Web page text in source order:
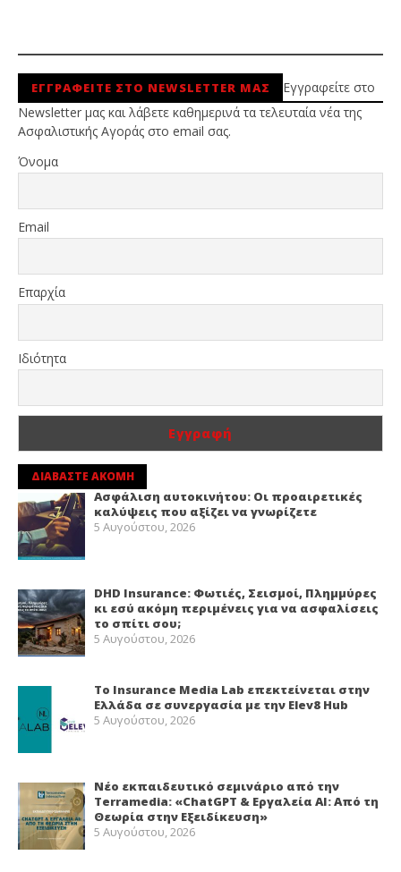
ΕΓΓΡΑΦΕΙΤΕ ΣΤΟ NEWSLETTER ΜΑΣ
Εγγραφείτε στο
Newsletter μας και λάβετε καθημερινά τα τελευταία νέα της
Ασφαλιστικής Αγοράς στο email σας.
Όνομα
Email
Επαρχία
Ιδιότητα
ΔΙΑΒΑΣΤΕ ΑΚΟΜΗ
Ασφάλιση αυτοκινήτου: Οι προαιρετικές
καλύψεις που αξίζει να γνωρίζετε
5 Αυγούστου, 2026
DHD Insurance: Φωτιές, Σεισμοί, Πλημμύρες
κι εσύ ακόμη περιμένεις για να ασφαλίσεις
το σπίτι σου;
5 Αυγούστου, 2026
Το Insurance Media Lab επεκτείνεται στην
Ελλάδα σε συνεργασία με την Elev8 Hub
5 Αυγούστου, 2026
Νέο εκπαιδευτικό σεμινάριο από την
Terramedia: «ChatGPT & Εργαλεία ΑΙ: Από τη
Θεωρία στην Εξειδίκευση»
5 Αυγούστου, 2026